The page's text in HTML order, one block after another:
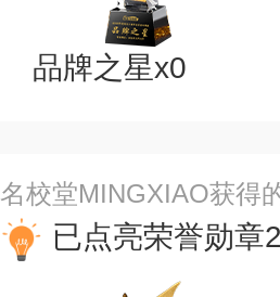
品牌之星x0
名校堂MINGXIAO获得
已点亮荣誉勋章